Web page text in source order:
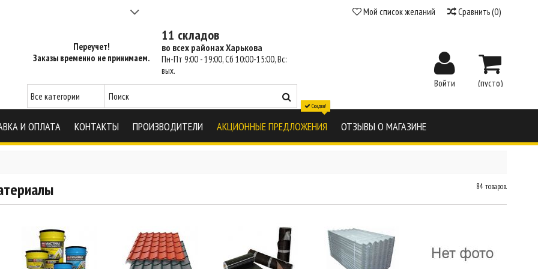
3 часа - SM Харьков Сравнить(0)
Мой список желаний
Переучет!
Заказы временно не принимаем.
11 складов
во всех районах Харькова
Пн-Пт 9:00 - 19:00, Сб 10:00-15:00, Вс:
вых.
(пусто)
Войти
И ОПЛАТА КОНТАКТЫ ПРОИЗВОДИТЕЛИ АКЦИОННЫЕ ПРЕДЛОЖЕНИЯ
Скидки!
ОТЗЫВЫ О МАГАЗИНЕ
84 товаров.